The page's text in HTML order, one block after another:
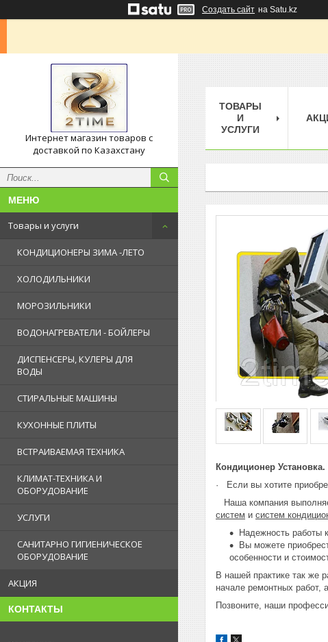
Создать сайт на Satu.kz
Интернет магазин товаров с
доставкой по Казахстану
Товары и услуги
КОНДИЦИОНЕРЫ ЗИМА -ЛЕТО
ХОЛОДИЛЬНИКИ
МОРОЗИЛЬНИКИ
ВОДОНАГРЕВАТЕЛИ - БОЙЛЕРЫ
ДИСПЕНСЕРЫ, КУЛЕРЫ ДЛЯ
ВОДЫ
СТИРАЛЬНЫЕ МАШИНЫ
КУХОННЫЕ ПЛИТЫ
ВСТРАИВАЕМАЯ ТЕХНИКА
КЛИМАТ-ТЕХНИКА И
ОБОРУДОВАНИЕ
УСЛУГИ
САНИТАРНО ГИГИЕНИЧЕСКОЕ
ОБОРУДОВАНИЕ
АКЦИЯ
КОНТАКТЫ
ТОВАРЫ
И
УСЛУГИ
Кондиционер
· Если вы хотите
Наша компания
систем и систем
Надежность работы
Вы можете
особенности и
В нашей практике так же
начале ремонтных работ,
Позвоните, наши